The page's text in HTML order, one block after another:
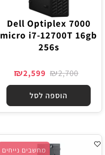
Dell Optiplex 7000
micro i7-12700T 16gb
256s
₪2,700
₪2,599
הוספה לסל
מחשבים נייחים